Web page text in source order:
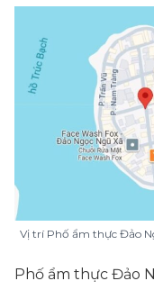
Vị trí Phố ẩm thực Đảo
Phố ẩm thực Đảo